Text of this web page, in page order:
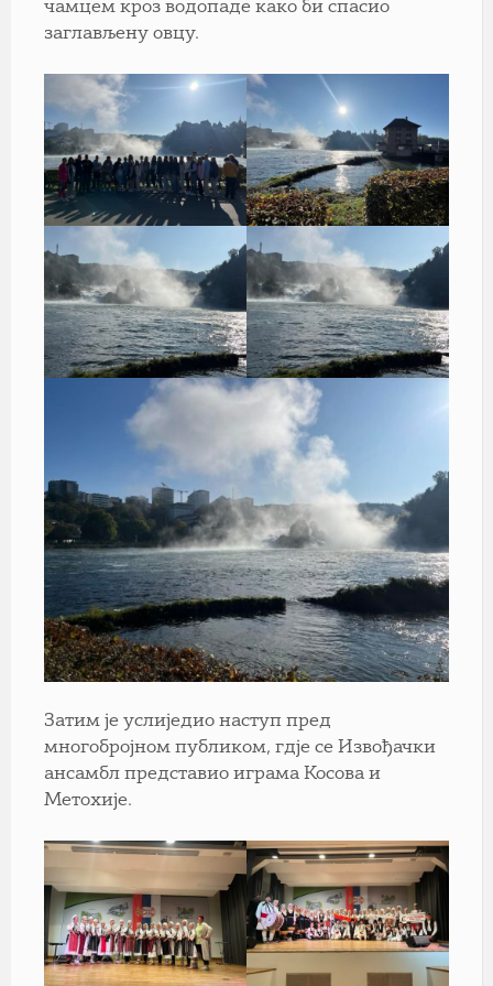
чамцем кроз водопаде како би спасио
заглављену овцу.
Затим је услиједио наступ пред
многобројном публиком, гдје се Извођачки
ансамбл представио играма Косова и
Метохије.